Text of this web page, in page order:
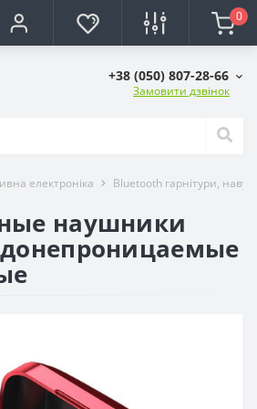
0
+38 (050) 807-28-66
Замовити дзвінок
електроніка Bluetooth гарнітури,
наушники